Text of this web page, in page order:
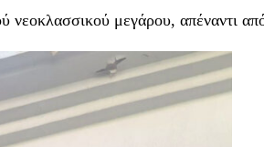
νεοκλασσικού μεγάρου, απέναντι